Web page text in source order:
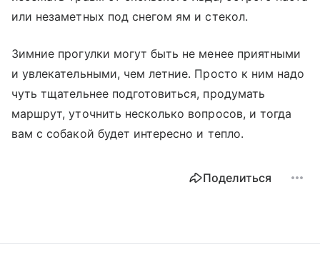
или незаметных под снегом ям и стекол.
Зимние прогулки могут быть не менее приятными
и увлекательными, чем летние. Просто к ним надо
чуть тщательнее подготовиться, продумать
маршрут, уточнить несколько вопросов, и тогда
вам с собакой будет интересно и тепло.
Поделиться